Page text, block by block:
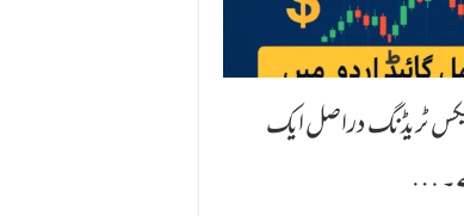
ٹریڈنگ دراصل ایک
…